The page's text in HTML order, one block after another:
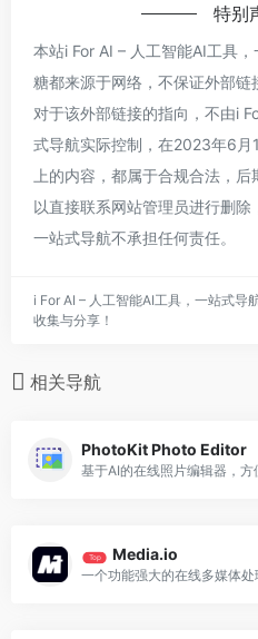
特别
本站i For AI – 人工智能AI工具
糖都来源于网络，不保证外部链
对于该外部链接的指向，不由i
式导航实际控制，在2023年6
上的内容，都属于合规合法，
以直接联系网站管理员进行删除
一站式导航不承担任何责任。
i For AI – 人工智能AI工具，一站式导
收集与分享！
相关导航
PhotoKit Photo Editor
基于AI的在线照片编辑器，方
Top Media.io